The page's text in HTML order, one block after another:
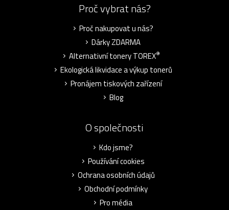
Proč vybrat nás?
Proč nakupovat u nás?
Dárky ZDARMA
Alternativní tonery TOREX®
Ekologická likvidace a výkup tonerů
Pronájem tiskových zařízení
Blog
O společnosti
Kdo jsme?
Používání cookies
Ochrana osobních údajů
Obchodní podmínky
Pro média